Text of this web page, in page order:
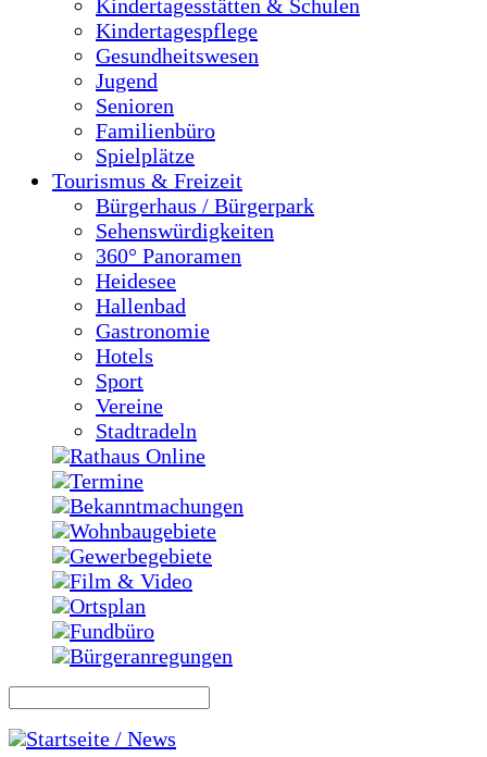
Kindertagesstätten & Schulen
Kindertagespflege
Gesundheitswesen
Jugend
Senioren
Familienbüro
Spielplätze
Tourismus & Freizeit
Bürgerhaus / Bürgerpark
Sehenswürdigkeiten
360° Panoramen
Heidesee
Hallenbad
Gastronomie
Hotels
Sport
Vereine
Stadtradeln
Rathaus Online
Termine
Bekanntmachungen
Wohnbaugebiete
Gewerbegebiete
Film & Video
Ortsplan
Fundbüro
Bürgeranregungen
Startseite / News